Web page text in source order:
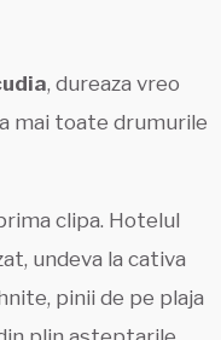
, dureaza vreo
mai toate drumurile
clipa. Hotelul
undeva la cativa
pinii de pe plaja